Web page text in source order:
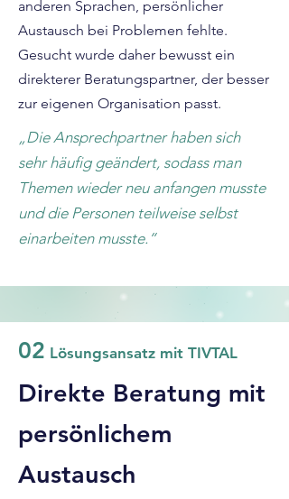
anderen Sprachen, persönlicher
Austausch bei Problemen fehlte.
Gesucht wurde daher bewusst ein
direkterer Beratungspartner, der besser
zur eigenen Organisation passt.
„Die Ansprechpartner haben sich
sehr häufig geändert, sodass man
Themen wieder neu anfangen musste
und die Personen teilweise selbst
einarbeiten musste.“
02 Lösungsansatz mit TIVTAL
Direkte Beratung mit
persönlichem
Austausch